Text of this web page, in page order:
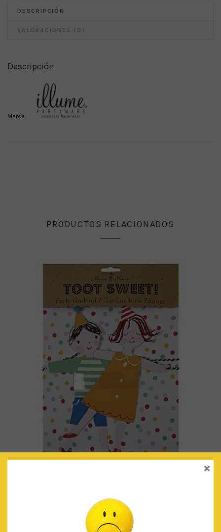
DESCRIPCIÓN
VALORACIONES (0)
Descripción
Marca :
PRODUCTOS RELACIONADOS
AÑADIR AL CARRITO
×